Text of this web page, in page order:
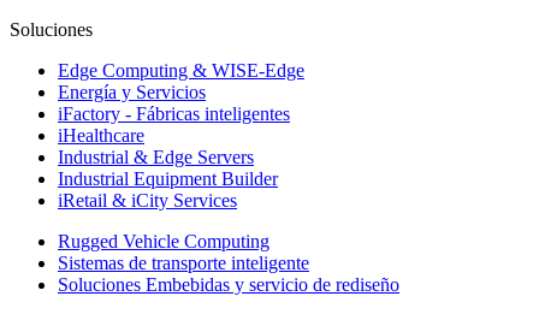
Soluciones
Edge Computing & WISE-Edge
Energía y Servicios
iFactory - Fábricas inteligentes
iHealthcare
Industrial & Edge Servers
Industrial Equipment Builder
iRetail & iCity Services
Rugged Vehicle Computing
Sistemas de transporte inteligente
Soluciones Embebidas y servicio de rediseño